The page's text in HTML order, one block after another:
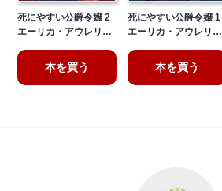
死にやすい公爵令嬢 2
エーリカ・アウレリ…
本を買う
死にやすい公爵令嬢 1
エーリカ・アウレリ…
本を買う